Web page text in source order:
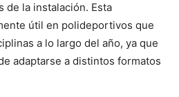
de la instalación. Esta
útil en polideportivos que
a lo largo del año, ya que
adaptarse a distintos formatos